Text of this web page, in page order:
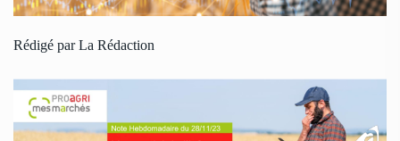
Rédigé par La Rédaction